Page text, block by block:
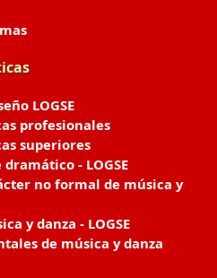
LOGSE
profesionales
superiores
- LOGSE
no formal de música y
y danza - LOGSE
de música y danza